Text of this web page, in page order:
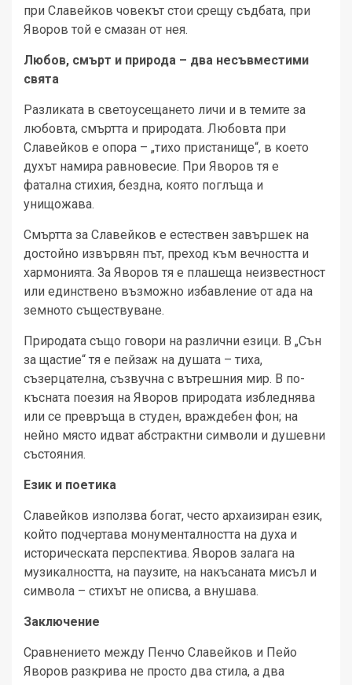
при Славейков човекът стои срещу съдбата, при
Яворов той е смазан от нея.
Любов, смърт и природа – два несъвместими
свята
Разликата в светоусещането личи и в темите за
любовта, смъртта и природата. Любовта при
Славейков е опора – „тихо пристанище“, в което
духът намира равновесие. При Яворов тя е
фатална стихия, бездна, която поглъща и
унищожава.
Смъртта за Славейков е естествен завършек на
достойно извървян път, преход към вечността и
хармонията. За Яворов тя е плашеща неизвестност
или единствено възможно избавление от ада на
земното съществуване.
Природата също говори на различни езици. В „Сън
за щастие“ тя е пейзаж на душата – тиха,
съзерцателна, съзвучна с вътрешния мир. В по-
късната поезия на Яворов природата избледнява
или се превръща в студен, враждебен фон; на
нейно място идват абстрактни символи и душевни
състояния.
Език и поетика
Славейков използва богат, често архаизиран език,
който подчертава монументалността на духа и
историческата перспектива. Яворов залага на
музикалността, на паузите, на накъсаната мисъл и
символа – стихът не описва, а внушава.
Заключение
Сравнението между Пенчо Славейков и Пейо
Яворов разкрива не просто два стила, а два